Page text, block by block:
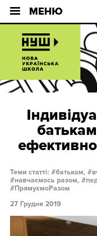
МЕНЮ
Теми статті: батькам,
навчаємось разом,
ПрямуємоРазом
27 Грудня 2019